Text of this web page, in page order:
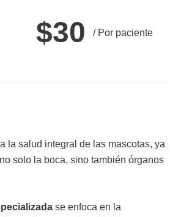
$30 / Por paciente
la salud integral de las mascotas, ya
solo la boca, sino también órganos
se enfoca en la